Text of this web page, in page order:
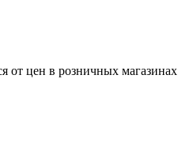
от цен в розничных магазинах